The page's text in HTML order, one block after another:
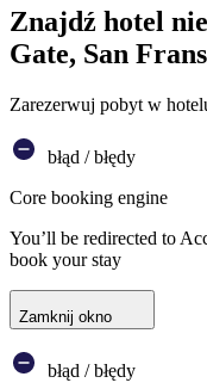
Znajdź hotel
Gate, San
Zarezerwuj pobyt w
błąd / błędy
Core booking engine
You’ll be redirected to
book your stay
Zamknij okno
błąd / błędy